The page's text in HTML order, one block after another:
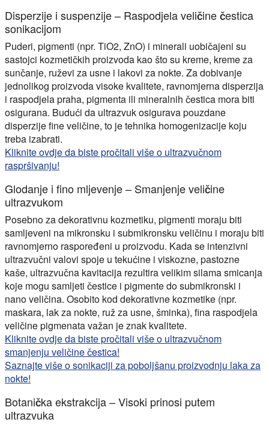
Disperzije i suspenzije – Raspodjela veličine čestica
sonikacijom
Puderi, pigmenti (npr. TiO2, ZnO) i minerali uobičajeni su
sastojci kozmetičkih proizvoda kao što su kreme, kreme za
sunčanje, ruževi za usne i lakovi za nokte. Za dobivanje
jednolikog proizvoda visoke kvalitete, ravnomjerna disperzija
i raspodjela praha, pigmenta ili mineralnih čestica mora biti
osigurana. Budući da ultrazvuk osigurava pouzdane
disperzije fine veličine, to je tehnika homogenizacije koju
treba izabrati.
Kliknite ovdje da biste pročitali više o ultrazvučnom
raspršivanju!
Glodanje i fino mljevenje – Smanjenje veličine
ultrazvukom
Posebno za dekorativnu kozmetiku, pigmenti moraju biti
samljeveni na mikronsku i submikronsku veličinu i moraju biti
ravnomjerno raspoređeni u proizvodu. Kada se intenzivni
ultrazvučni valovi spoje u tekućine i viskozne, pastozne
kaše, ultrazvučna kavitacija rezultira velikim silama smicanja
koje mogu samljeti čestice i pigmente dosubmikronski i
nanoveličina. Osobito kod dekorativne kozmetike (npr.
maskara, lak za nokte, ruž za usne, šminka), fina raspodjela
veličine pigmenata važan je znak kvalitete.
Kliknite ovdje da biste pročitali više o ultrazvučnom
smanjenju veličine čestica!
Saznajte više o sonikaciji za poboljšanu proizvodnju laka za
nokte!
Botanička ekstrakcija – Visoki prinosi putem
ultrazvuka